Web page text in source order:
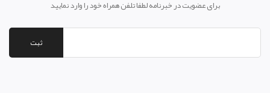
برای عضویت در خبرنامه لطفا تلفن همراه خود را وارد نمایید
ثبت